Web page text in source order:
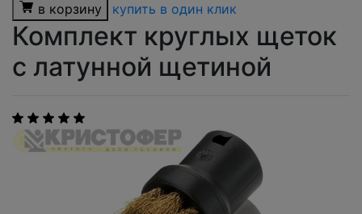
в корзину
купить в один клик
Комплект круглых щеток
с латунной щетиной